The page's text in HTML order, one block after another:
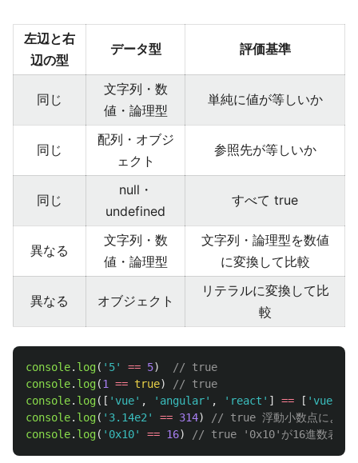
左辺と右
辺の型
データ型 評価基準
同じ
文字列・数
値・論理型
単純に値が等しいか
同じ
配列・オブジ
ェクト
参照先が等しいか
同じ
null・
undefined
すべて true
異なる
文字列・数
値・論理型
文字列・論理型を数値
に変換して比較
異なる オブジェクト
リテラルに変換して比
較
console. log( ' 5' == 5)
// true
console. log(1 == true)
// true
console. log([ ' vue' , ' angular' , ' react ' ] == [ ' vue
console. log( ' 3.14e2 ' == 314)
// true 浮動小数点によ
console. log( ' 0x10' == 16) // true '0x10'が16進数表現と